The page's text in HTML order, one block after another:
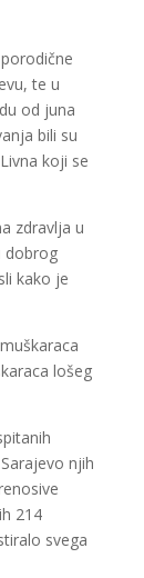
te u
od juna
bili su
koji se
zdravlja u
dobrog
kako je
lošeg
njih
214
svega